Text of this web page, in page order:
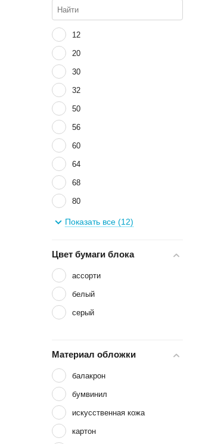
12
20
30
32
50
56
60
64
68
80
86
Показать все (12)
Цвет бумаги блока
ассорти
белый
серый
Материал обложки
балакрон
бумвинил
искусственная кожа
картон